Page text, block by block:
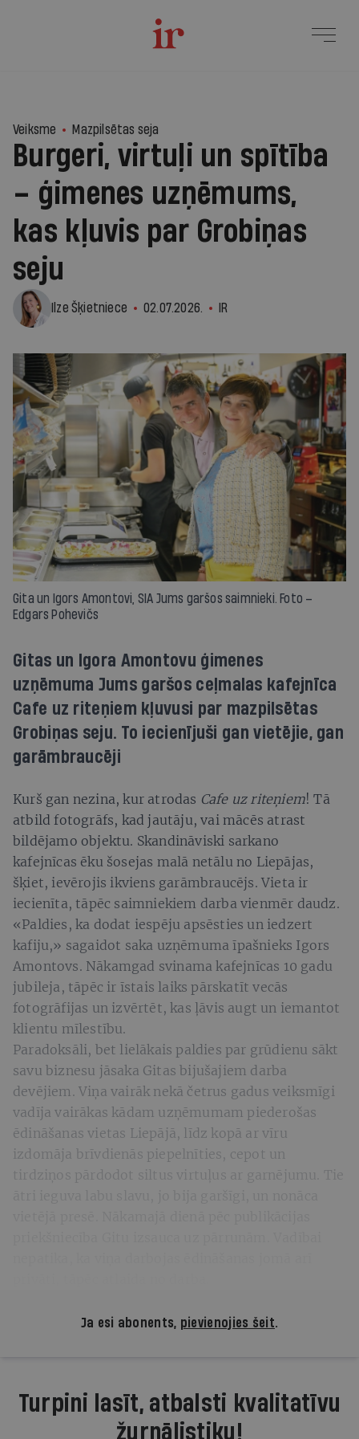
Veiksme Mazpilsētas seja
Burgeri, virtuļi un spītība
– ģimenes uzņēmums,
kas kļuvis par Grobiņas
seju
Ilze Šķietniece 02.07.2026. IR
Gita un Igors Amontovi, SIA Jums garšos saimnieki. Foto –
Edgars Pohevičs
Gitas un Igora Amontovu ģimenes
uzņēmuma Jums garšos ceļmalas kafejnīca
Cafe uz riteņiem kļuvusi par mazpilsētas
Grobiņas seju. To iecienījuši gan vietējie, gan
garāmbraucēji
Kurš gan nezina, kur atrodas Cafe uz riteņiem! Tā
atbild fotogrāfs, kad jautāju, vai mācēs atrast
bildējamo objektu. Skandināviski sarkano
kafejnīcas ēku šosejas malā netālu no Liepājas,
šķiet, ievērojis ikviens garāmbraucējs. Vieta ir
iecienīta, tāpēc saimniekiem darba vienmēr daudz.
«Paldies, ka dodat iespēju apsēsties un iedzert
kafiju,» sagaidot saka uzņēmuma īpašnieks Igors
Amontovs. Nākamgad svinama kafejnīcas 10 gadu
jubileja, tāpēc ir īstais laiks pārskatīt vecās
fotogrāfijas un izvērtēt, kas ļāvis augt un iemantot
klientu mīlestību.
Paradoksāli, bet lielākais paldies par grūdienu sākt
savu biznesu jāsaka Gitas bijušajiem darba
devējiem. Viņa vairāk nekā četrus gadus veiksmīgi
vadīja vairākas kādam uzņēmumam piederošas
ēdināšanas vietas Liepājā, līdz kopā ar vīru
izdomāja brīvdienās piepelnīties, cepot un
tirdziņos pārdodot siltus virtuļus ar garnējumu. Tie
Ja esi abonents, pievienojies šeit.
Turpini lasīt, atbalsti kvalitatīvu
žurnālistiku!